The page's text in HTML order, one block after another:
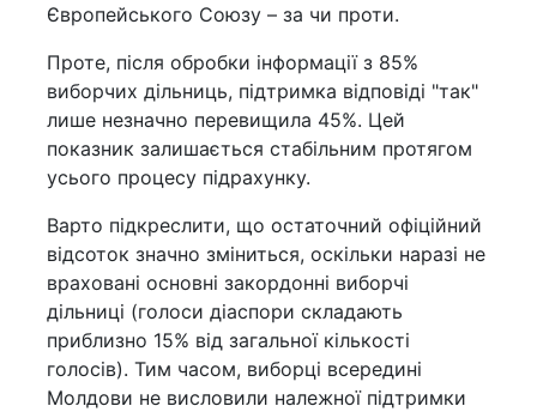
Європейського Союзу – за чи проти.
Проте, після обробки інформації з 85%
виборчих дільниць, підтримка відповіді "так"
лише незначно перевищила 45%. Цей
показник залишається стабільним протягом
усього процесу підрахунку.
Варто підкреслити, що остаточний офіційний
відсоток значно зміниться, оскільки наразі не
враховані основні закордонні виборчі
дільниці (голоси діаспори складають
приблизно 15% від загальної кількості
голосів). Тим часом, виборці всередині
Молдови не висловили належної підтримки